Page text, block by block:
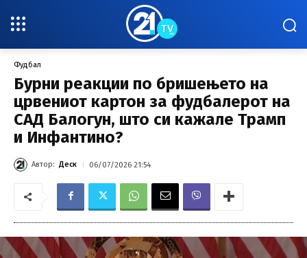
Фудбал
Бурни реакции по бришењето на
црвениот картон за фудбалерот на
САД Балогун, што си кажале Трамп
и Инфантино?
Автор: Деск 06/07/2026 21:54